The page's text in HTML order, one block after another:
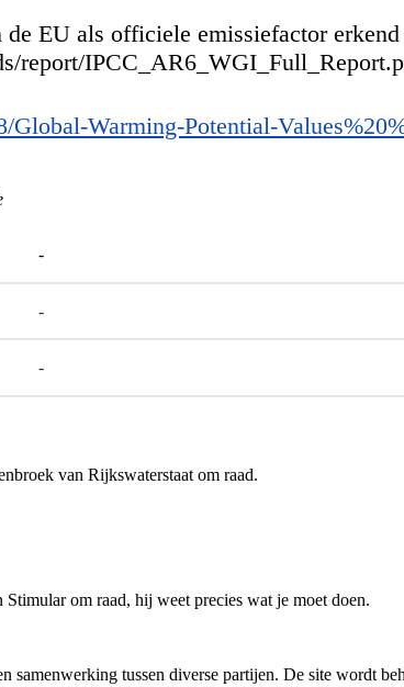
EU als officiele emissiefactor
report/
Warming-Potential-
-
-
-
van Rijkswaterstaat om raad.
om raad, hij weet precies wat je moet doen.
samenwerking tussen diverse partijen. De site wordt